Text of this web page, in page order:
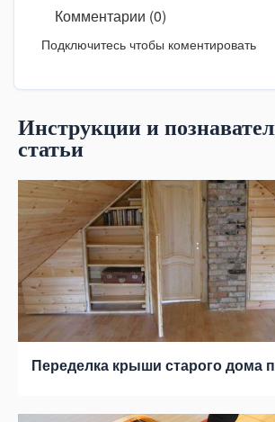
Комментарии (0)
Подключитесь чтобы коментировать
Инструкции и
статьи
Переделка крыши старого дома